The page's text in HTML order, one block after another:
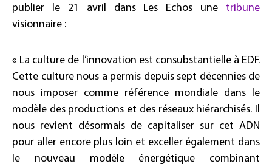
publier le 21 avril dans Les Echos une tribune
visionnaire :
« La culture de l’innovation est consubstantielle à EDF.
Cette culture nous a permis depuis sept décennies de
nous imposer comme référence mondiale dans le
modèle des productions et des réseaux hiérarchisés. Il
nous revient désormais de capitaliser sur cet ADN
pour aller encore plus loin et exceller également dans
le nouveau modèle énergétique combinant